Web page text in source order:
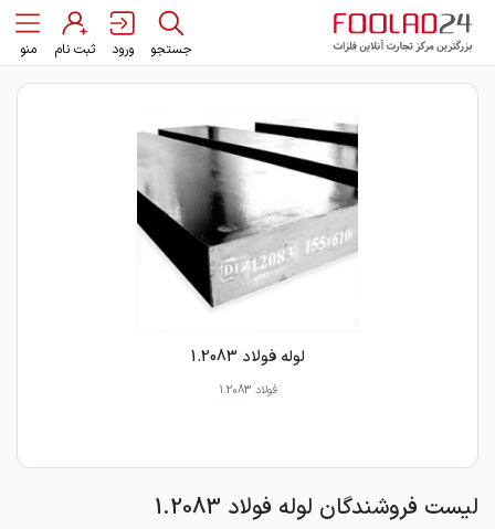
جستجو ورود ثبت نام منو
لوله فولاد 1.2083
فولاد 1.2083
لیست فروشندگان لوله فولاد 1.2083